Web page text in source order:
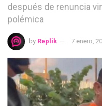
después de renuncia
polémica
by Replik 7 enero,